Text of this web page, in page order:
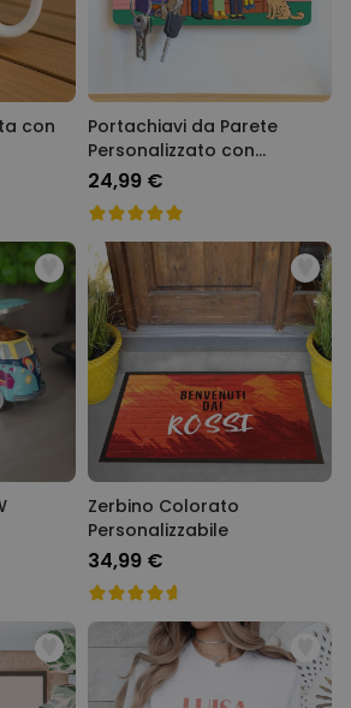
con
Portachiavi da Parete
Personalizzato con
Illustrazione Famiglia
Cartone Animato
24,99 €
Zerbino Colorato
Personalizzabile
34,99 €